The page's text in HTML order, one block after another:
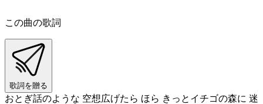
この曲の歌詞
歌詞を贈る
おとぎ話のような 空想広げたら ほら きっとイチゴの森に 迷